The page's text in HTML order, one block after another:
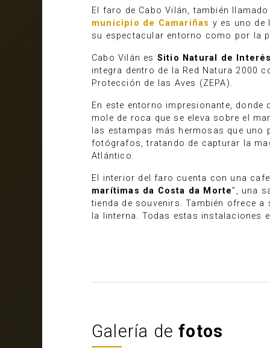
El faro de Cabo Vilán, también
municipio de Camariñas y es uno de
su espectacular entorno como por la
Cabo Vilán es Sitio Natural de
integra dentro de la Red Natura 2000
Protección de las Aves (ZEPA).
En este entorno impresionante,
mole de roca que se eleva sobre el
las estampas más hermosas que
fotógrafos, tratando de capturar la
Atlántico.
El interior del faro cuenta con una
marítimas da Costa da Morte”, una
tienda de souvenirs. También ofrece
la linterna. Todas estas instalaciones
Galería defotos